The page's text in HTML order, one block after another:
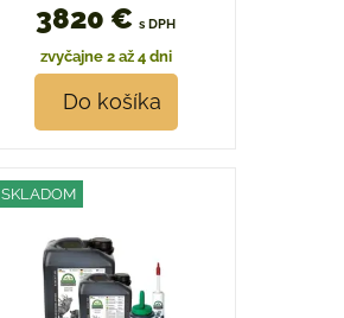
3820 € s DPH
zvyčajne 2 až 4 dni
Do košíka
SKLADOM